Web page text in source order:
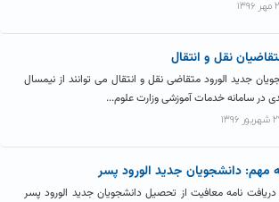
نقل و انتقال
جدید الورود متقاضی نقل و انتقال می توانند از نیمسال
در سامانه خدمات آموزشی وزارت علوم...
مهم: دانشجویان جدید الورود پسر
نامه معافیت از تحصیل دانشجویان جدید الورود پسر